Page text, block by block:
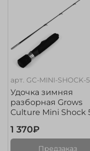
арт. GC-MINI-SHOCK-
Удочка зимняя
разборная Grows
Culture Mini Shock
1 370₽
Предзаказ